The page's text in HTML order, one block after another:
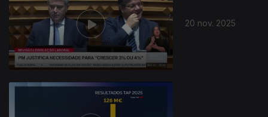
20 nov. 2025